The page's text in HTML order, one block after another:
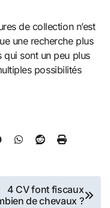
de collection n’est
une recherche plus
qui sont un peu plus
possibilités
4 CV font fiscaux
de chevaux ?